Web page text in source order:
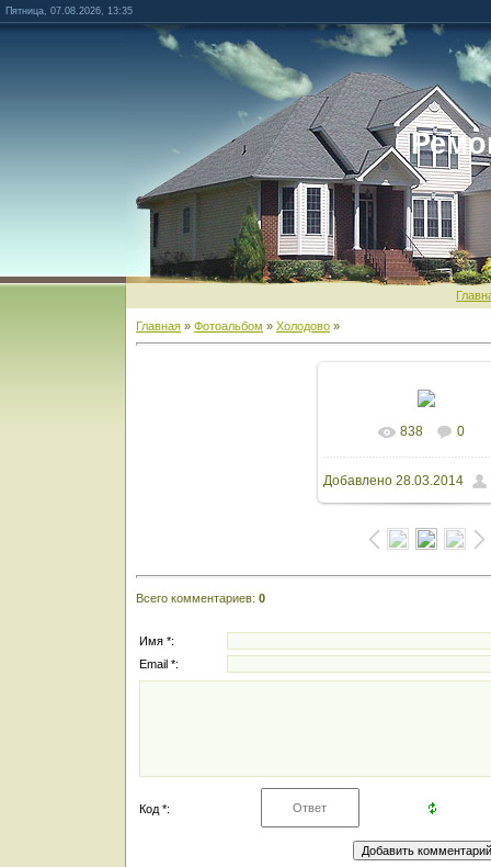
Пятница, 07.08.2026, 13:35
Главная » Фотоальбом » Холодово »
В реальном
1600x1200/ 152.3Kb
838 0
Добавлено28.03.2014
Всего комментариев: 0
Имя *:
Email *:
Код *: